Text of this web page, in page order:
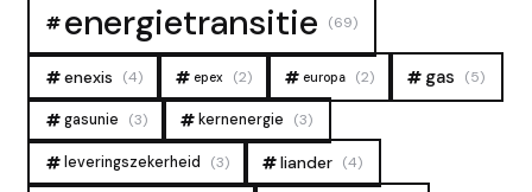
energietransitie (69)
enexis (4) epex (2) europa (2) gas (5)
gasunie (3) kernenergie (3)
leveringszekerheid (3) liander (4)